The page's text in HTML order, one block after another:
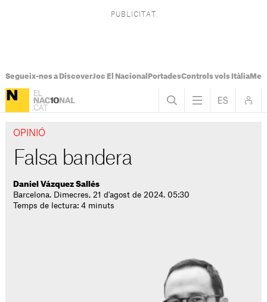
Segueix-nos a DiscoverJoc El Nacional PortadesControls vols Itàlia
OPINIÓ
Falsa bandera
Daniel Vázquez Sallés
Barcelona. Dimecres, 21 d'agost de 2024. 05:30
Temps de lectura: 4 minuts